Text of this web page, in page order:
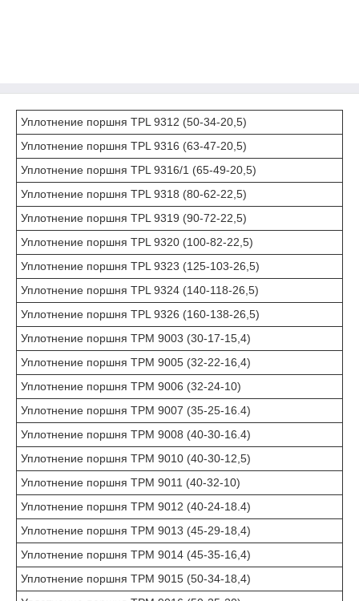
Уплотнение поршня TPL 9312 (50-34-20,5)
Уплотнение поршня TPL 9316 (63-47-20,5)
Уплотнение поршня TPL 9316/1 (65-49-20,5)
Уплотнение поршня TPL 9318 (80-62-22,5)
Уплотнение поршня TPL 9319 (90-72-22,5)
Уплотнение поршня TPL 9320 (100-82-22,5)
Уплотнение поршня TPL 9323 (125-103-26,5)
Уплотнение поршня TPL 9324 (140-118-26,5)
Уплотнение поршня TPL 9326 (160-138-26,5)
Уплотнение поршня TPM 9003 (30-17-15,4)
Уплотнение поршня TPM 9005 (32-22-16,4)
Уплотнение поршня TPM 9006 (32-24-10)
Уплотнение поршня TPM 9007 (35-25-16.4)
Уплотнение поршня TPM 9008 (40-30-16.4)
Уплотнение поршня TPM 9010 (40-30-12,5)
Уплотнение поршня TPM 9011 (40-32-10)
Уплотнение поршня TPM 9012 (40-24-18.4)
Уплотнение поршня TPM 9013 (45-29-18,4)
Уплотнение поршня TPM 9014 (45-35-16,4)
Уплотнение поршня TPM 9015 (50-34-18,4)